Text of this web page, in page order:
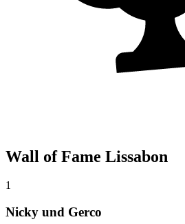
Wall of Fame Lissabon
1
Nicky und Gerco